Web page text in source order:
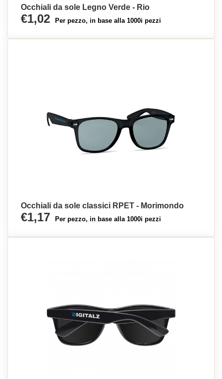
Occhiali da sole Legno Verde - Rio
€1,02 Per pezzo, in base alla 1000i pezzi
Occhiali da sole classici RPET - Morimondo
€1,17 Per pezzo, in base alla 1000i pezzi